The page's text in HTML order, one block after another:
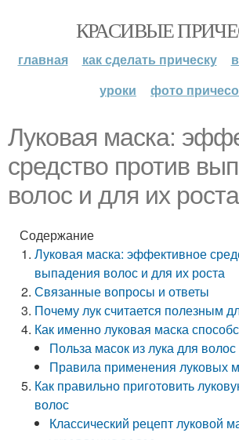
КРАСИВЫЕ
главная как сделать прическу
уроки
фото
Луковая маска:
средство против
волос и для их роста
Содержание
Луковая маска: эффективное
выпадения волос и для их роста
Связанные вопросы и ответы
Почему лук считается полезным
Как именно луковая маска
Польза масок из лука для волос
Правила применения луковых
Как правильно приготовить
волос
Классический рецепт луковой